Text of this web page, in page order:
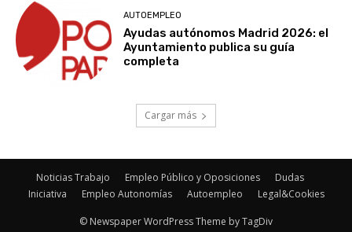
AUTOEMPLEO
Ayudas autónomos Madrid 2026: el
Ayuntamiento publica su guía
completa
Cargar más
Noticias Trabajo Empleo Público y Oposiciones
Dudas
Iniciativa
Empleo Autonomías Autoempleo Legal&Cookies
© Newspaper WordPress Theme by TagDiv